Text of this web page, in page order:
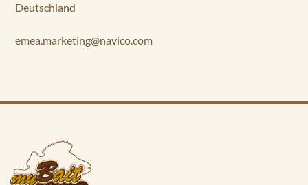
Deutschland
emea.marketing@navico.com